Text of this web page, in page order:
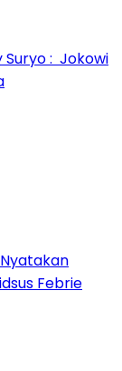
Suryo : Jokowi
Febrie